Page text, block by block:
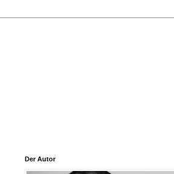
Der Autor